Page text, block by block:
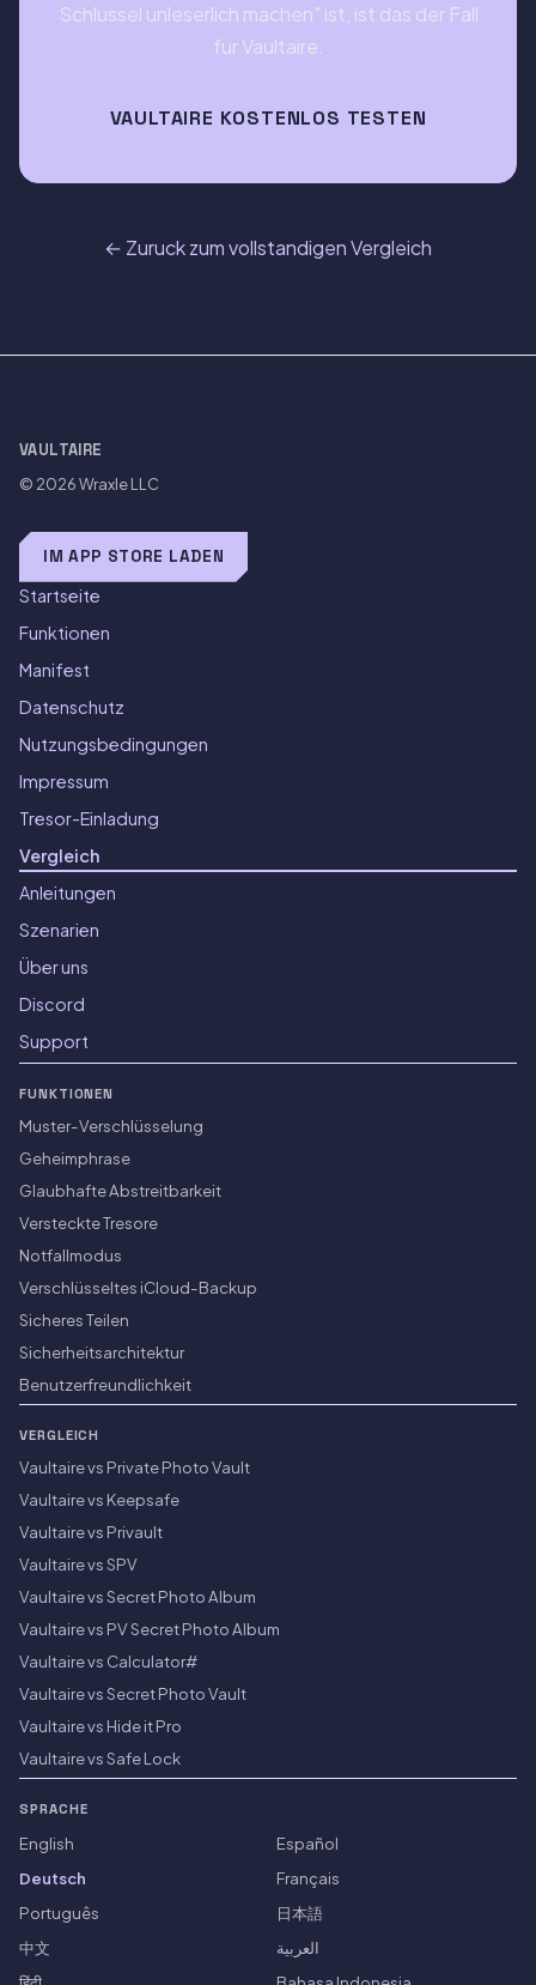
Schlussel unleserlich machen" ist, ist das der Fall
fur Vaultaire.
VAULTAIRE KOSTENLOS TESTEN
← Zuruck zum vollstandigen Vergleich
VAULTAIRE
© 2026Wraxle LLC
IM APP STORE LADEN
Startseite
Funktionen
Manifest
Datenschutz
Nutzungsbedingungen
Impressum
Tresor-Einladung
Vergleich
Anleitungen
Szenarien
Über uns
Discord
Support
FUNKTIONEN
Muster-Verschlüsselung
Geheimphrase
Glaubhafte Abstreitbarkeit
Versteckte Tresore
Notfallmodus
Verschlüsseltes iCloud-Backup
Sicheres Teilen
Sicherheitsarchitektur
Benutzerfreundlichkeit
VERGLEICH
Vaultaire vs Private Photo Vault
Vaultaire vs Keepsafe
Vaultaire vs Privault
Vaultaire vs SPV
Vaultaire vs Secret Photo Album
Vaultaire vs PV Secret Photo Album
Vaultaire vs Calculator#
Vaultaire vs Secret Photo Vault
Vaultaire vs Hide it Pro
Vaultaire vs Safe Lock
SPRACHE
English
Español
Deutsch
Français
Português
日本語
中文
العربية